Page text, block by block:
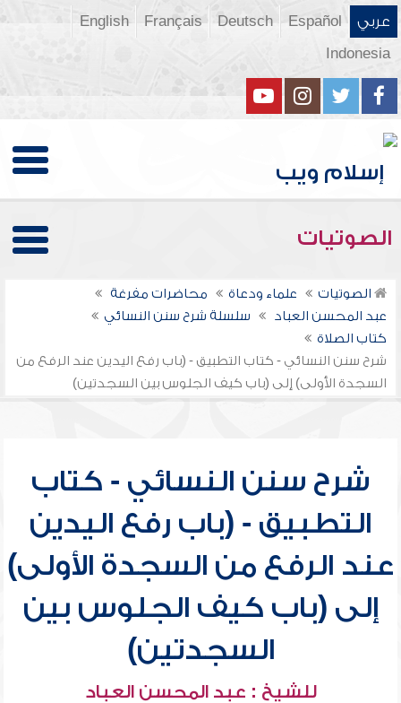
عربي Español
Deutsch
Français
English
Indonesia
الصوتيات
الصوتيات علماء ودعاة
محاضرات مفرغة
عبد المحسن العباد
سلسلة شرح سنن النسائي
كتاب الصلاة
شرح سنن النسائي - كتاب التطبيق - (باب رفع اليدين عند الرفع من
السجدة الأولى) إلى (باب كيف الجلوس بين السجدتين)
شرح سنن النسائي - كتاب
التطبيق - (باب رفع اليدين
عند الرفع من السجدة الأولى)
إلى (باب كيف الجلوس بين
السجدتين)
للشيخ : عبد المحسن العباد